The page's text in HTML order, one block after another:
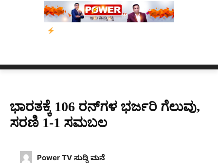
ನ್ಯೂಸ್ ಕಾರ್ಪ್‌ಗೆ ಎಐಯಿಂದ ಸಂಕಷ್ಟ: ಆಸ್ಟ್ರೇಲಿಯಾದಲ್ಲಿ ಚಂದಾದಾರಿಕೆ
ಭಾರತಕ್ಕೆ 106 ರನ್​ಗಳ ಭರ್ಜರಿ ಗೆಲುವು,
ಸರಣಿ 1-1 ಸಮಬಲ
Power TV ಸುದ್ದಿ ಮನೆ